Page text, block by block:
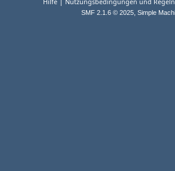
SMF 2.1.6 © 2025, Simple